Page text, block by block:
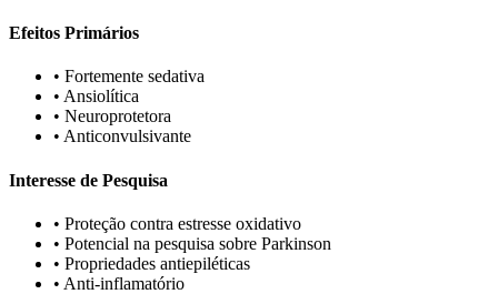
Efeitos Primários
• Fortemente sedativa
• Ansiolítica
• Neuroprotetora
• Anticonvulsivante
Interesse de Pesquisa
• Proteção contra estresse oxidativo
• Potencial na pesquisa sobre Parkinson
• Propriedades antiepiléticas
• Anti-inflamatório